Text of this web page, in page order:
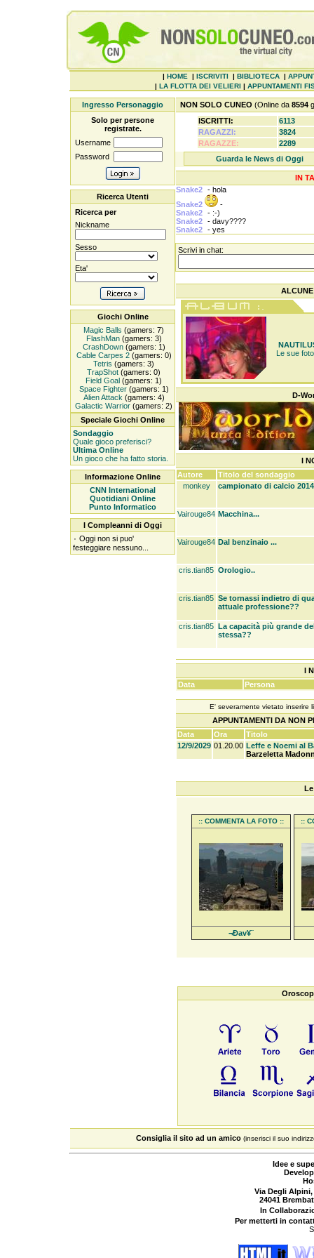
| HOME | ISCRIVITI| BIBLIOTECA|
| LA FLOTTA DEI VELIERI | APPUNTAMENTI
Ingresso Personaggio
Solo per persone
registrate.
Username
Password
Ricerca Utenti
Ricerca per
Nickname
Sesso
Eta'
Giochi Online
Magic Balls (gamers: 7)
FlashMan(gamers: 3)
CrashDown(gamers: 1)
Cable Carpes 2(gamers: 0)
Tetris (gamers: 3)
TrapShot (gamers: 0)
Field Goal (gamers: 1)
Space Fighter(gamers: 1)
Alien Attack (gamers: 4)
Galactic Warrior (gamers: 2)
Speciale Giochi Online
Sondaggio
Quale gioco preferisci?
Ultima Online
Un gioco che ha fatto storia.
Informazione Online
CNN International
Quotidiani Online
Punto Informatico
I Compleanni di Oggi
۰ Oggi non si puo'
festeggiare nessuno...
NON SOLO CUNEO (Online da 8594
ISCRITTI:
6113
RAGAZZI:
3824
RAGAZZE:
2289
Guarda le News di Oggi
IN
Snake2 - hola
Snake2
-
Snake2 - :-)
Snake2 - davy????
Snake2 - yes
Scrivi in chat:
Le sue
D-
I
Autore
Titolo del sondaggio
monkey
campionato di calcio
Vairouge84 Macchina...
Vairouge84 Dal benzinaio ...
cris.tian85 Orologio..
cris.tian85 Se tornassi indietro di
attuale professione??
cris.tian85 La capacità più grande
stessa??
I
Data
Persona
E' severamente vietato inserire
APPUNTAMENTI DA NON
Data
Ora
Titolo
12/9/2029 01.20.00 Leffe e Noemi al
Barzeletta
:: COMMENTA LA FOTO ::
¬Ðav¥¨
::
Consiglia il sito ad un amico (inserisci il suo
Idee e
Via Degli Alpini,
24041
In
Per metterti in